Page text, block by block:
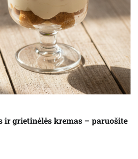
ir grietinėlės kremas – paruošite